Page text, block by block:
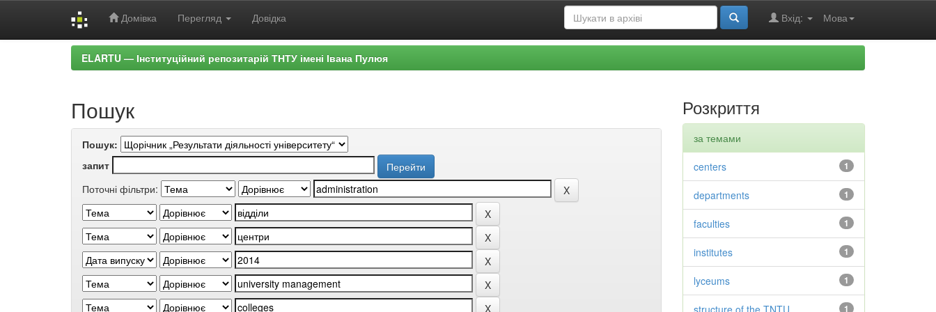
Домівка Перегляд Довідка Мова
Вхід:
ELARTU — Інституційний репозитарій ТНТУ імені Івана Пулюя
Пошук
Пошук:
запит
Поточні фільтри:
Розкриття
за темами
1
centers
1
departments
1
faculties
1
institutes
1
lyceums
1
structure of the TNTU